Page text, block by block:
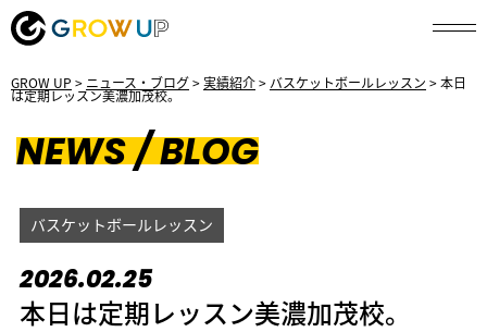
GROW UP > ニュース・ブログ>実績紹介> バスケットボールレッスン >本日
は定期レッスン美濃加茂校。
NEWS / BLOG
バスケットボールレッスン
2026.02.25
本日は定期レッスン美濃加茂校。